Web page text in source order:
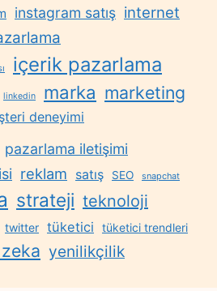
instagram satış internet
içerik pazarlama
linkedin marka marketing
deneyimi
pazarlama iletişimi
reklam satış SEO snapchat
strateji teknoloji
twitter tüketici tüketici trendleri
yenilikçilik